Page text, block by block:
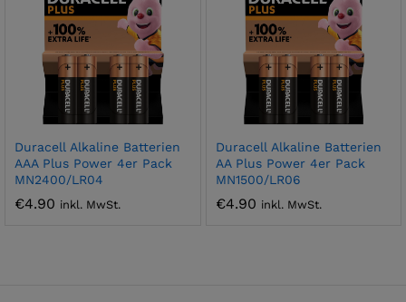
Duracell Alkaline Batterien
AAA Plus Power 4er Pack
MN2400/LR04
€4.90 inkl. MwSt.
Duracell Alkaline Batterien
AA Plus Power 4er Pack
MN1500/LR06
€4.90 inkl. MwSt.